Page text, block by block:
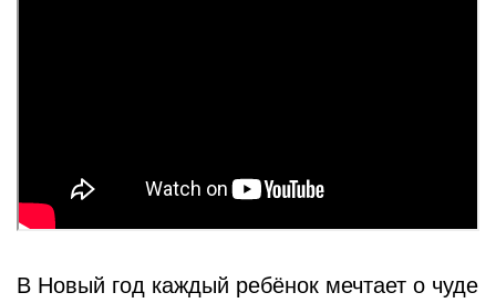
В Новый год каждый ребёнок мечтает о чуде